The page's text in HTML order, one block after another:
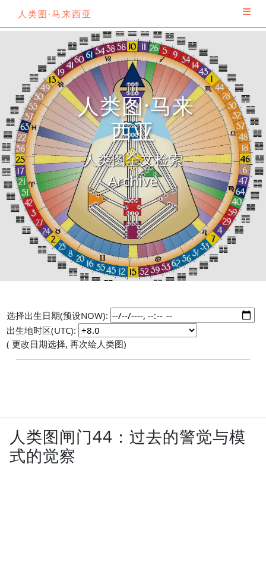
人类图·马来西亚
人类图·马来
西亚
人类图全文检索
Archive
选择出生日期(预设NOW):
出生地时区(UTC):
( 更改日期选择, 再次绘人类图)
人类图闸门44：过去的警觉与模
式的觉察